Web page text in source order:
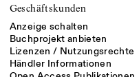
Geschäftskunden
Anzeige schalten
Buchprojekt anbieten
Lizenzen / Nutzungsrechte
Händler Informationen